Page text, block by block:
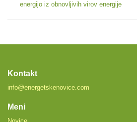
energijo iz obnovljivih virov energije
Kontakt
info@energetskenovice.com
Meni